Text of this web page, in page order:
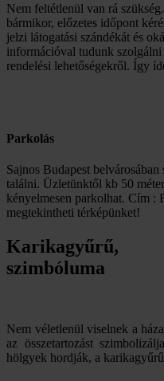
Nem feltétlenül van rá
bármikor, előzetes időpont
jelzi látogatási szándékát és
információval tudunk
rendelési lehetőségekről. Így
Parkolás
Sajnos Budapest
találni. Üzletünktől kb 50
kényelmesen parkolhat. Cím :
megtekintheti térképünket!
Karikagyűrű,
szimbóluma
Nem véletlenül viselnek a
az összetartozást
hölgyek hordják, a